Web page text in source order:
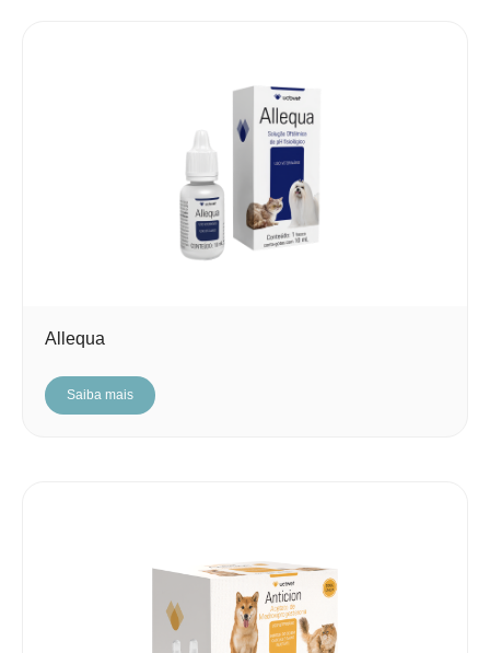
Allequa
Saiba mais